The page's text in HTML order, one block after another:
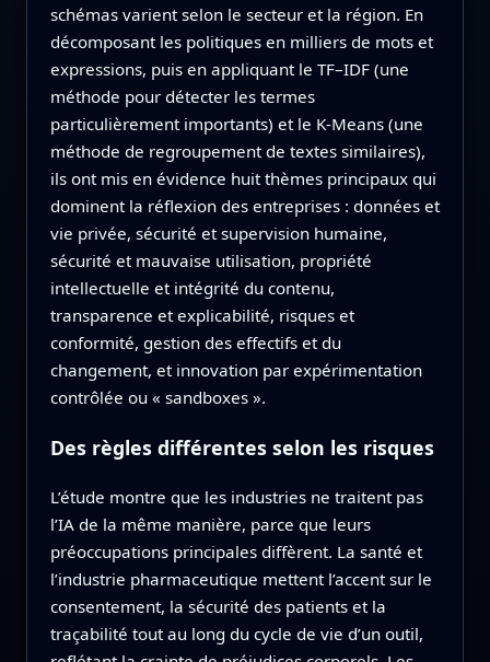
schémas varient selon le secteur et la région. En
décomposant les politiques en milliers de mots et
expressions, puis en appliquant le TF–IDF (une
méthode pour détecter les termes
particulièrement importants) et le K‑Means (une
méthode de regroupement de textes similaires),
ils ont mis en évidence huit thèmes principaux qui
dominent la réflexion des entreprises : données et
vie privée, sécurité et supervision humaine,
sécurité et mauvaise utilisation, propriété
intellectuelle et intégrité du contenu,
transparence et explicabilité, risques et
conformité, gestion des effectifs et du
changement, et innovation par expérimentation
contrôlée ou « sandboxes ».
Des règles différentes selon les risques
L’étude montre que les industries ne traitent pas
l’IA de la même manière, parce que leurs
préoccupations principales diffèrent. La santé et
l’industrie pharmaceutique mettent l’accent sur le
consentement, la sécurité des patients et la
traçabilité tout au long du cycle de vie d’un outil,